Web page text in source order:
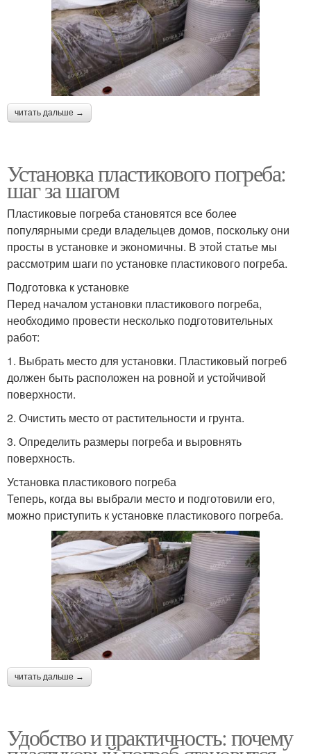
читать дальше →
Установка пластикового погреба:
шаг за шагом
Пластиковые погреба становятся все более
популярными среди владельцев домов, поскольку они
просты в установке и экономичны. В этой статье мы
рассмотрим шаги по установке пластикового погреба.
Подготовка к установке
Перед началом установки пластикового погреба,
необходимо провести несколько подготовительных
работ:
1. Выбрать место для установки. Пластиковый погреб
должен быть расположен на ровной и устойчивой
поверхности.
2. Очистить место от растительности и грунта.
3. Определить размеры погреба и выровнять
поверхность.
Установка пластикового погреба
Теперь, когда вы выбрали место и подготовили его,
можно приступить к установке пластикового погреба.
читать дальше →
Удобство и практичность: почему